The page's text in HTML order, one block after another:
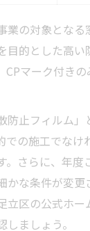
業の対象となる
目的とした高い
CPマーク付き
防止フィルム」
での施工でなけ
。さらに、年度
かな条件が変更
立区の公式ホー
ましょう。